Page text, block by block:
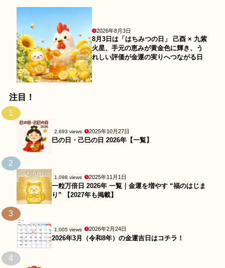
2026年8月3日
8月3日は「はちみつの日」 己酉 × 九紫
火星、手元の恵みが黄金色に輝き、う
れしい評価が金運の実りへつながる日
注目！
1
2,693 views 2025年10月27日
巳の日・己巳の日 2026年【一覧】
2
1,098 views 2025年11月1日
一粒万倍日 2026年 一覧｜金運を増やす “福のはじま
り” 【2027年も掲載】
3
1,005 views 2026年2月24日
2026年3月（令和8年）の金運吉日はコチラ！
4